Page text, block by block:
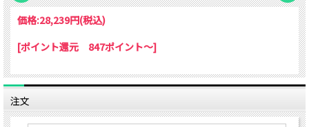
価格:28,239円(税込)
[ポイント還元 847ポイント～]
注文